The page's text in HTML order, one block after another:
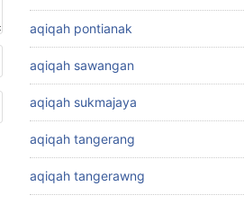
aqiqah pontianak
aqiqah sawangan
aqiqah sukmajaya
aqiqah tangerang
aqiqah tangerawng